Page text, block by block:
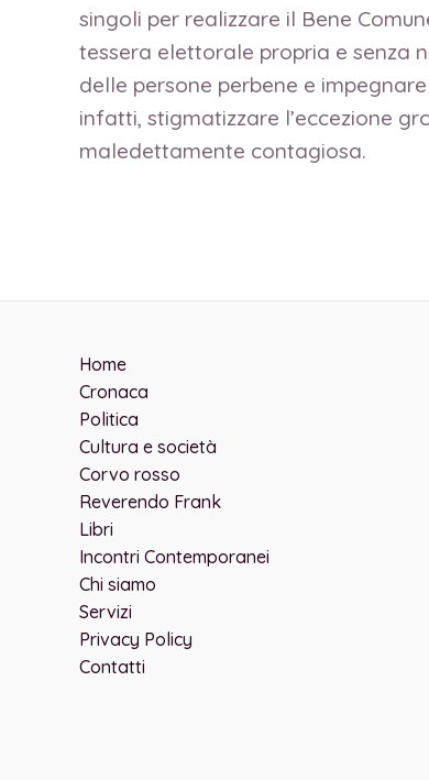
singoli per realizzare il Bene
tessera elettorale propria e senza
delle persone perbene e
infatti, stigmatizzare l’eccezione
maledettamente contagiosa.
Home
Cronaca
Politica
Cultura e società
Corvo rosso
Reverendo Frank
Libri
Incontri Contemporanei
Chi siamo
Servizi
Privacy Policy
Contatti